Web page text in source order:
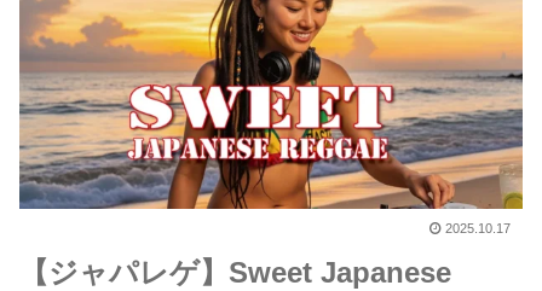
2025.10.17
【ジャパレゲ】Sweet Japanese